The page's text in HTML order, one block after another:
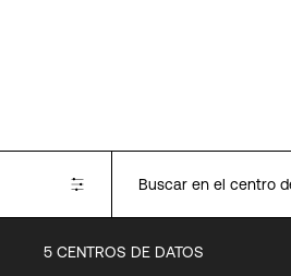
5 CENTROS DE DATOS